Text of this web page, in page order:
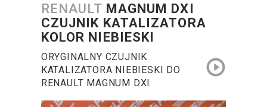
RENAULT MAGNUM DXI
CZUJNIK KATALIZATORA
KOLOR NIEBIESKI
ORYGINALNY CZUJNIK
KATALIZATORA NIEBIESKI DO
RENAULT MAGNUM DXI